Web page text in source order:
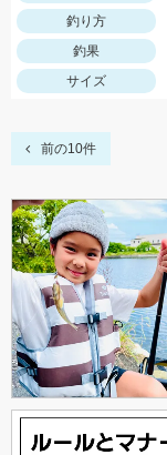
釣り方
釣果
サイズ
前の10件